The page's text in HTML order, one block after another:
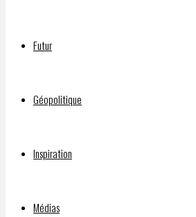
Futur
Géopolitique
Inspiration
Médias
Par